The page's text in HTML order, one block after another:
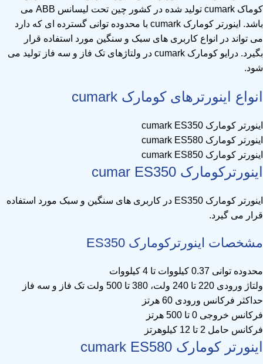
کوماک cumark تولید شده در کشور چین تحت لیسانس ABB می
باشد. اینورتر کومارک cumark با محدوده توانی گسترده ای که دارد
می تواند در انواع کاربری های سبک و سنگین مورد استفاده قرار
بگیرد. درایو کومارک cumark در ولتاژهای تک فاز و سه فاز تولید می
شود.
انواع اینورترهای کومارک cumark
اینورتر کومارک cumark ES350
اینورتر کومارک cumark ES580
اینورتر کومارک cumark ES850
اینورتر‌کومارک cumar‌ ES350
اینورتر کومارک
ES350 در کاربری های سنگین و سبک مورد استفاده
قرار می گیرد.
مشخصات اینورتر‌کومارک ES350
محدوده توانی 0.37 کیلووات تا 4 کیلووات
ولتاژ ورودی 220 تا 240 ولت، 380 تا 500 ولت تک فاز و سه فاز
حداکثر فرکانس ورودی 60 هرتز
فرکانس خروجی 0 تا 500 هرتز
فرکانس حامل 2 تا 12 کیلوهرتز
اینورتر‌ کومارک cumark ES580